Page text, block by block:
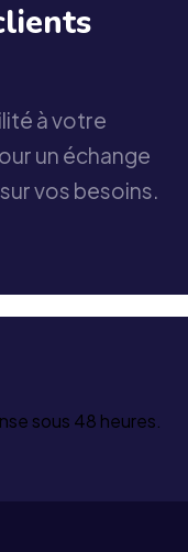
à votre
un échange
vos besoins.
sous 48 heures.